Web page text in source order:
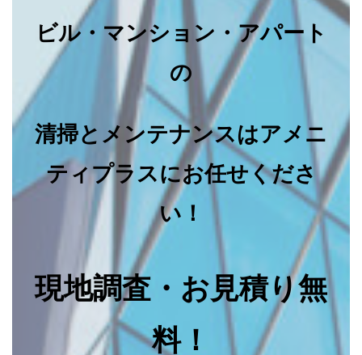
ビル・マンション・アパート
の
清掃とメンテナンスはアメニ
ティプラスにお任せくださ
い！
現地調査・お見積り無
料！